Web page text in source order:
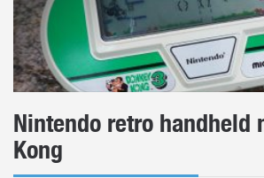
Nintendo retro handheld
Kong